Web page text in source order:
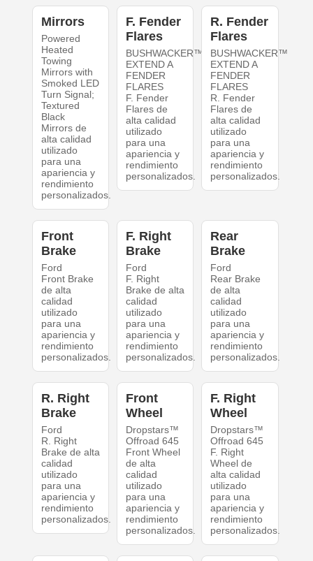
Mirrors
Powered
Heated
Towing
Mirrors with
Smoked LED
Turn Signal;
Textured
Black
Mirrors de
alta calidad
utilizado
para una
apariencia y
rendimiento
personalizados.
F. Fender
Flares
BUSHWACKER™
EXTEND A
FENDER
FLARES
F. Fender
Flares de
alta calidad
utilizado
para una
apariencia y
rendimiento
personalizados.
R. Fender
Flares
BUSHWACKER™
EXTEND A
FENDER
FLARES
R. Fender
Flares de
alta calidad
utilizado
para una
apariencia y
rendimiento
personalizados.
Front
Brake
Ford
Front Brake
de alta
calidad
utilizado
para una
apariencia y
rendimiento
personalizados.
F. Right
Brake
Ford
F. Right
Brake de alta
calidad
utilizado
para una
apariencia y
rendimiento
personalizados.
Rear
Brake
Ford
Rear Brake
de alta
calidad
utilizado
para una
apariencia y
rendimiento
personalizados.
R. Right
Brake
Ford
R. Right
Brake de alta
calidad
utilizado
para una
apariencia y
rendimiento
personalizados.
Front
Wheel
Dropstars™
Offroad 645
Front Wheel
de alta
calidad
utilizado
para una
apariencia y
rendimiento
personalizados.
F. Right
Wheel
Dropstars™
Offroad 645
F. Right
Wheel de
alta calidad
utilizado
para una
apariencia y
rendimiento
personalizados.